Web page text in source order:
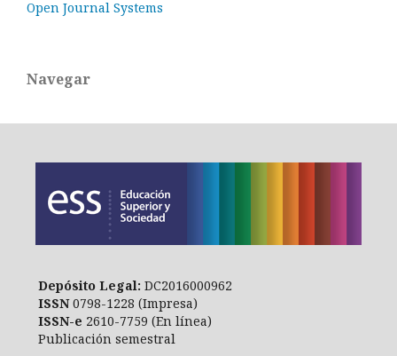
Open Journal Systems
Navegar
Depósito Legal: DC2016000962
ISSN0798-1228 (Impresa)
ISSN-e 2610-7759 (En línea)
Publicación semestral